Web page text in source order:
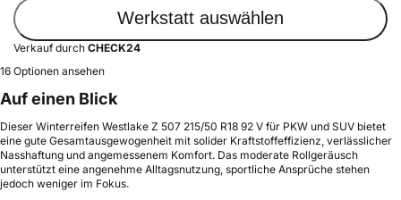
Werkstatt auswählen
Verkauf durch CHECK24
16 Optionen ansehen
Auf einen Blick
Dieser Winterreifen Westlake Z 507 215/50 R18 92 V für PKW und SUV bietet
eine gute Gesamtausgewogenheit mit solider Kraftstoffeffizienz, verlässlicher
Nasshaftung und angemessenem Komfort. Das moderate Rollgeräusch
unterstützt eine angenehme Alltagsnutzung, sportliche Ansprüche stehen
jedoch weniger im Fokus.